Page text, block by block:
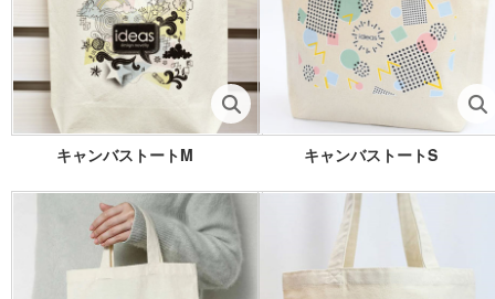
キャンバストートM キャンバストートS